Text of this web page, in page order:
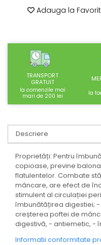
SUPLIMENTE DETOXIFIERE
COLON
SUPLIMENTE IMUNITATE
COSMETICE FAȚĂ
CREME CORP-MASAJ-
CALCAIE
ULEIURI
CEAIURI
GEMODERIVATE
CREME AFECTIUNI PIELE
SUPOZITOARE
TINCTURI
SUPERALIMENTE
Adauga la
TRANSPORT
GRATUIT
la comenzile mai
mari de 200 lei
la
Descriere
Proprietăți: Pentru
copioase, previne
flatulentelor. Combate
mâncare, are efect de
stimulent al circulației
îmbunătățirea digestiei;
creșterea poftei de
digestivă, - antiemetic, -
Informatii conformitate